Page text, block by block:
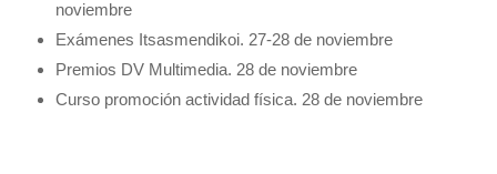
noviembre
Exámenes Itsasmendikoi. 27-28 de noviembre
Premios DV Multimedia. 28 de noviembre
Curso promoción actividad física. 28 de noviembre